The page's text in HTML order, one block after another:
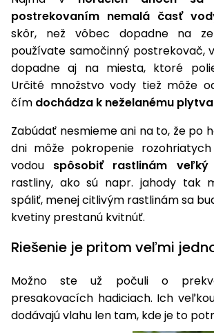
Náhradné
nože
Vidly
Štiepačky
dreva
Drviče
vetiev
Špalíkovače
Fukáre a
vysávače
na lístie
Záhradné
vozíky
Fúriky
Rozmetadlá
a posypové
vozíky
boxy
Ochrana
rastlín
Záhradné
koše
Krhly
obrubníky
textílie
Odpudzovače
a pasce
Príslušenstvo
stoly
Vibračné
dosky
Transportéry
Rezačky
na
betón
Meracie
prístroje
autobatérií
Vykurovanie
Navijaky
Seniorské
vozíky
Prilby
Doplnky
postrekovaním nemalá časť
skôr, než vôbec dopadne na
používate samočinný postrekovač,
dopadne aj na miesta, ktoré
Určité množstvo vody tiež môže
čím dochádza k neželanému
Zabúdať nesmieme ani na to, že po
dni môže pokropenie
vodou spôsobiť rastlinám veľký
rastliny, ako sú napr. jahody tak
spáliť, menej citlivým rastlinám sa
kvetiny prestanú kvitnúť.
Riešenie je pritom veľmi
Možno ste už počuli o
presakovacích hadiciach. Ich
dodávajú vlahu len tam, kde je to